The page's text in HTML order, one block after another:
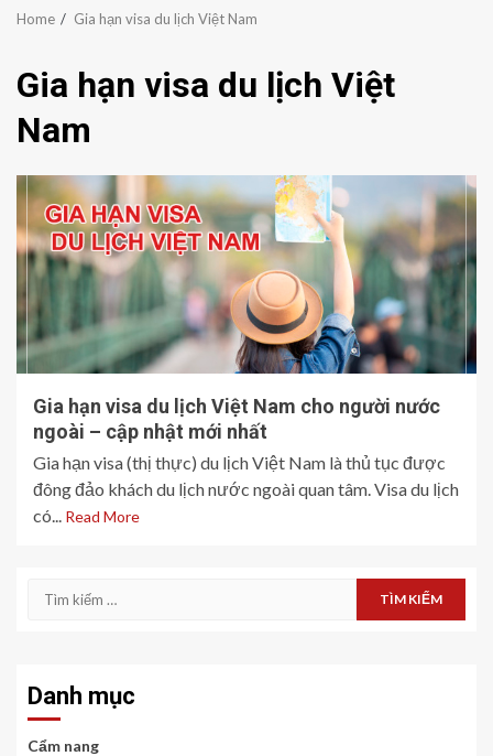
Home Gia hạn visa du lịch Việt Nam
Gia hạn visa du lịch Việt
Nam
Gia hạn visa du lịch Việt Nam cho người nước
ngoài – cập nhật mới nhất
Gia hạn visa (thị thực) du lịch Việt Nam là thủ tục được
đông đảo khách du lịch nước ngoài quan tâm. Visa du lịch
có... Read More
Tìm
Danh mục
Cẩm nang